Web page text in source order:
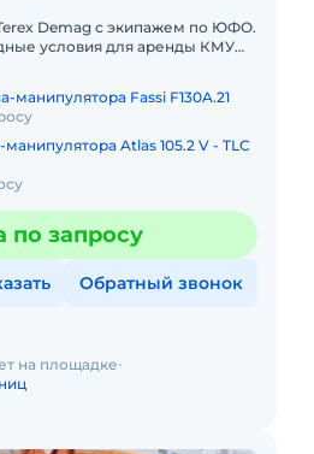
Demag с экипажем по ЮФО.
условия для аренды КМУ
манипулятора Fassi F130A.21
Atlas 105.2 V - TLC
по запросу
Обратный звонок
на площадке